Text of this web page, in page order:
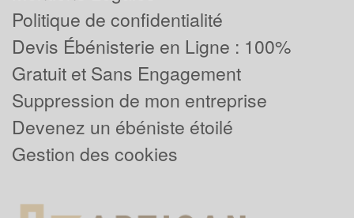
Politique de confidentialité
Devis Ébénisterie en Ligne : 100%
Gratuit et Sans Engagement
Suppression de mon entreprise
Devenez un ébéniste étoilé
Gestion des cookies